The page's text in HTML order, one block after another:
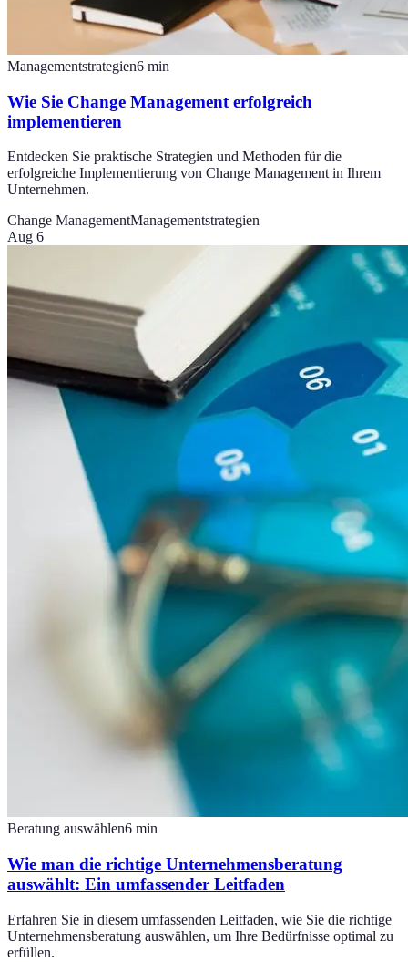
Managementstrategien6 min
Wie Sie Change Management erfolgreich
implementieren
Entdecken Sie praktische Strategien und Methoden für die
erfolgreiche Implementierung von Change Management in Ihrem
Unternehmen.
Change ManagementManagementstrategien
Aug 6
Beratung auswählen6 min
Wie man die richtige Unternehmensberatung
auswählt: Ein umfassender Leitfaden
Erfahren Sie in diesem umfassenden Leitfaden, wie Sie die richtige
Unternehmensberatung auswählen, um Ihre Bedürfnisse optimal zu
erfüllen.